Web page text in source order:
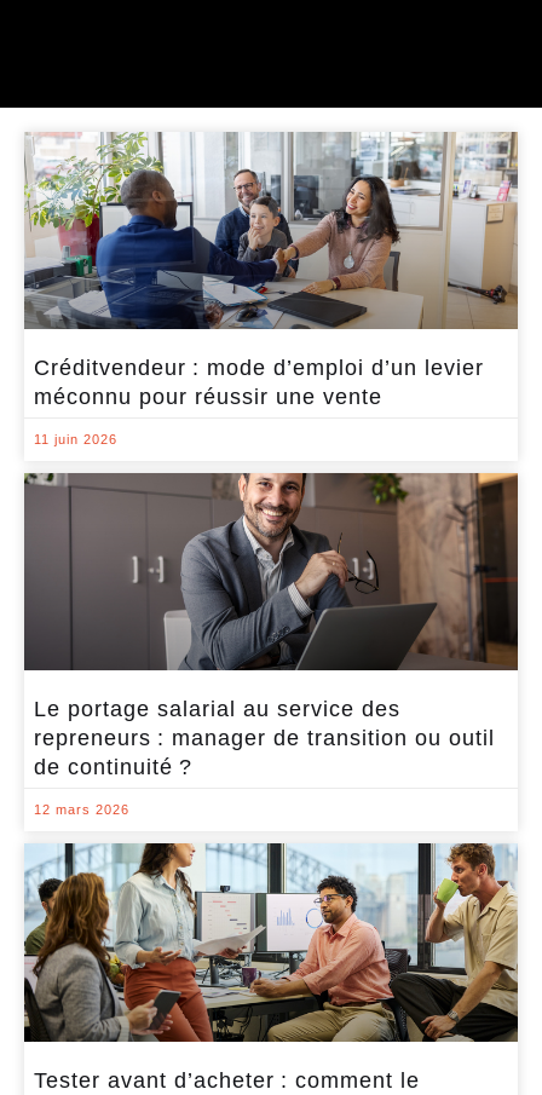
Créditvendeur : mode d’emploi d’un levier
méconnu pour réussir une vente
11 juin 2026
Le portage salarial au service des
repreneurs : manager de transition ou outil
de continuité ?
12 mars 2026
Tester avant d’acheter : comment le